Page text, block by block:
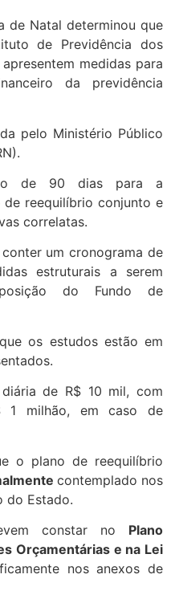
de Natal determinou que
de Previdência dos
medidas para
da previdência
pelo Ministério Público
de 90 dias para a
reequilíbrio conjunto e
correlatas.
um cronograma de
estruturais a serem
do Fundo de
os estudos estão em
de R$ 10 mil, com
1 milhão, em caso de
o plano de reequilíbrio
contemplado nos
do Estado.
constar no Plano
Orçamentárias e na Lei
nos anexos de